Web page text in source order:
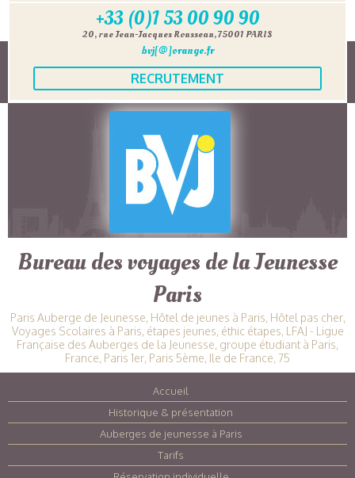
+33 (0)1 53 00 90 90
20, rue Jean-Jacques Rousseau, 75001 PARIS
bvj[@]orange.fr
RECRUTEMENT
Bureau des voyages de la Jeunesse
Paris
Paris Auberge de Jeunesse, Hôtel de jeunes à Paris, Hôtel pas cher,
Voyages Scolaires à Paris, étapes jeunes, éthic étapes, LFAJ - Ligue
Française des Auberges de la Jeunesse, groupe étudiant à Paris,
France, Paris 1er, Paris 5ème, Ile de France, 75
Accueil
Historique & présentation
Auberges de jeunesse à Paris
Tarifs